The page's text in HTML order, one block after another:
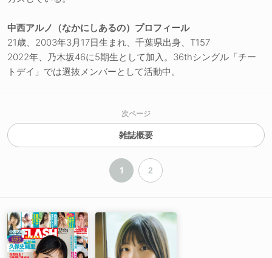
中西アルノ（なかにしあるの）プロフィール
21歳、2003年3月17日生まれ、千葉県出身、T157
2022年、乃木坂46に5期生として加入。36thシングル「チー
トデイ」では選抜メンバーとして活動中。
次ページ
雑誌概要
1 2